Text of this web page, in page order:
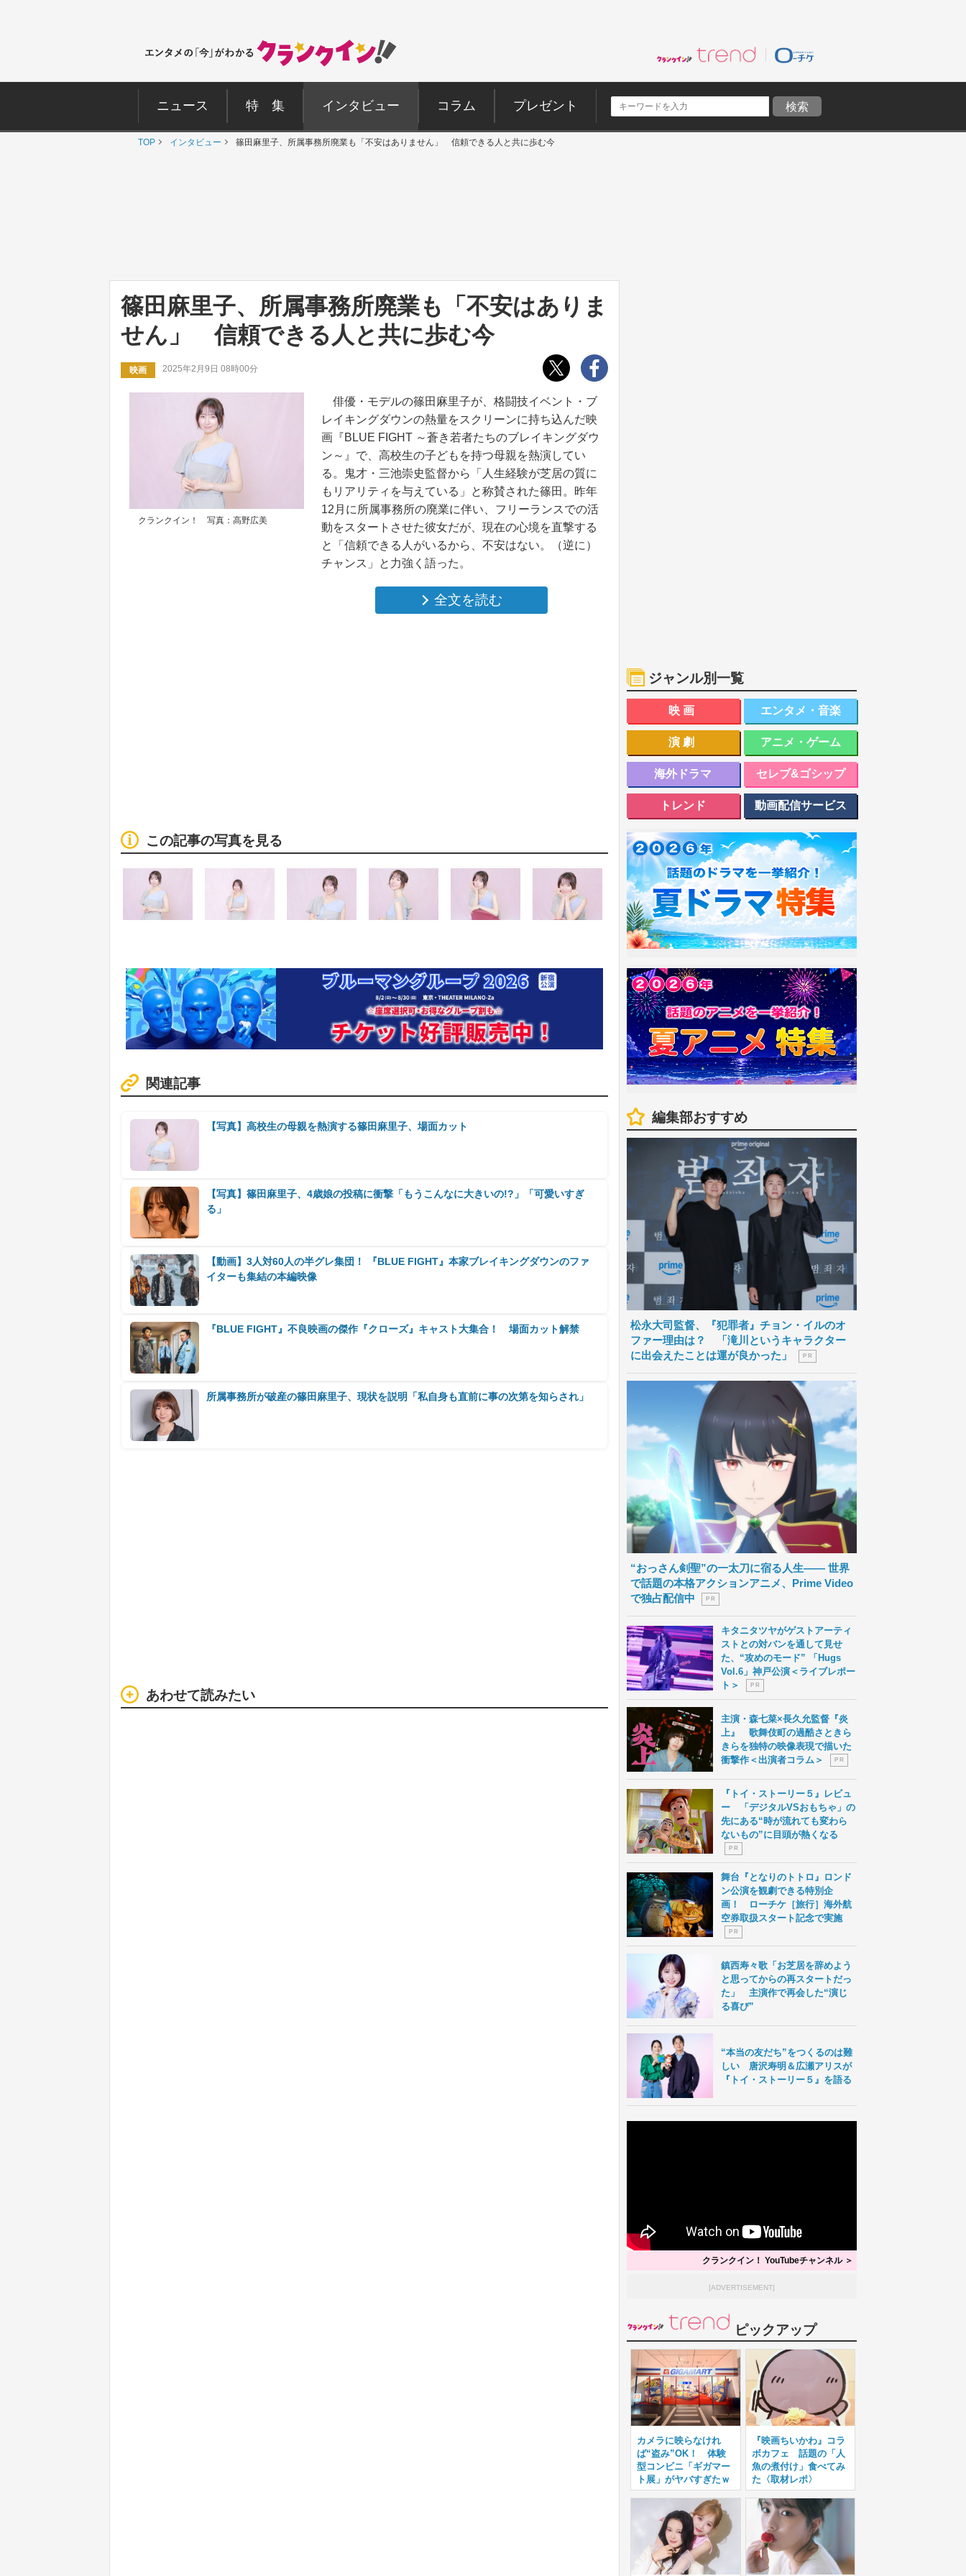
ニュース 特 集 インタビュー コラム プレゼント
TOP インタビュー 篠田麻里子、所属事務所廃業も「不安はありません」 信頼できる人と共に歩む今
篠田麻里子、所属事務所廃業も「不安はありま
せん」 信頼できる人と共に歩む今
映画 2025年2月9日 08時00分
俳優・モデルの篠田麻里子が、格闘技イベント・ブ
レイキングダウンの熱量をスクリーンに持ち込んだ映
画『BLUE FIGHT ～蒼き若者たちのブレイキングダウ
ン～』で、高校生の子どもを持つ母親を熱演してい
る。鬼才・三池崇史監督から「人生経験が芝居の質に
もリアリティを与えている」と称賛された篠田。昨年
12月に所属事務所の廃業に伴い、フリーランスでの活
動をスタートさせた彼女だが、現在の心境を直撃する
と「信頼できる人がいるから、不安はない。（逆に）
チャンス」と力強く語った。
全文を読む
クランクイン！ 写真：高野広美
この記事の写真を見る
関連記事
【写真】高校生の母親を熱演する篠田麻里子、場面カット
【写真】篠田麻里子、4歳娘の投稿に衝撃「もうこんなに大きいの!?」「可愛いすぎ
る」
【動画】3人対60人の半グレ集団！ 『BLUE FIGHT』本家ブレイキングダウンのファ
イターも集結の本編映像
『BLUE FIGHT』不良映画の傑作『クローズ』キャスト大集合！ 場面カット解禁
所属事務所が破産の篠田麻里子、現状を説明「私自身も直前に事の次第を知らされ」
あわせて読みたい
ジャンル別一覧
映画 エンタメ・音楽
演劇 アニメ・ゲーム
海外ドラマ セレブ&ゴシップ
トレンド 動画配信サービス
編集部おすすめ
松永大司監督、『犯罪者』チョン・イルのオ
ファー理由は？ 「滝川というキャラクター
に出会えたことは運が良かった」
P R
“おっさん剣聖”の一太刀に宿る人生―― 世界
で話題の本格アクションアニメ、Prime Video
で独占配信中
P R
キタニタツヤがゲストアーティ
ストとの対バンを通して見せ
た、“攻めのモード” 「Hugs
Vol.6」神戸公演＜ライブレポー
ト＞
P R
主演・森七菜×長久允監督『炎
上』 歌舞伎町の過酷さときら
きらを独特の映像表現で描いた
衝撃作＜出演者コラム＞
P R
『トイ・ストーリー５』レビュ
ー 「デジタルVSおもちゃ」の
先にある“時が流れても変わら
ないもの”に目頭が熱くなる
P R
舞台『となりのトトロ』ロンド
ン公演を観劇できる特別企
画！ ローチケ［旅行］海外航
空券取扱スタート記念で実施
P R
鎮西寿々歌「お芝居を辞めよう
と思ってからの再スタートだっ
た」 主演作で再会した“演じ
る喜び”
“本当の友だち”をつくるのは難
しい 唐沢寿明＆広瀬アリスが
『トイ・ストーリー５』を語る
クランクイン！ YouTubeチャンネル ＞
[ADVERTISEMENT]
ピックアップ
カメラに映らなけれ
ば“盗み”OK！ 体験
型コンビニ「ギガマー
ト展」がヤバすぎたｗ
『映画ちいかわ』コラ
ボカフェ 話題の「人
魚の煮付け」食べてみ
た〈取材レポ〉